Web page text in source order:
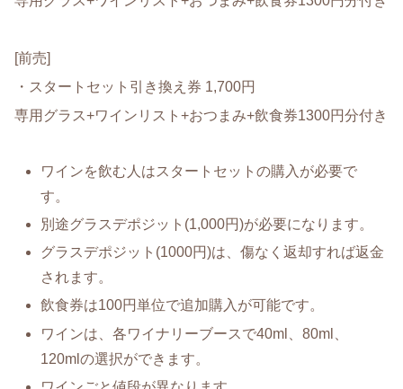
[前売]
・スタートセット引き換え券 1,700円
専用グラス+ワインリスト+おつまみ+飲食券1300円分付き
ワインを飲む人はスタートセットの購入が必要で
す。
別途グラスデポジット(1,000円)が必要になります。
グラスデポジット(1000円)は、傷なく返却すれば返金
されます。
飲食券は100円単位で追加購入が可能です。
ワインは、各ワイナリーブースで40ml、80ml、
120mlの選択ができます。